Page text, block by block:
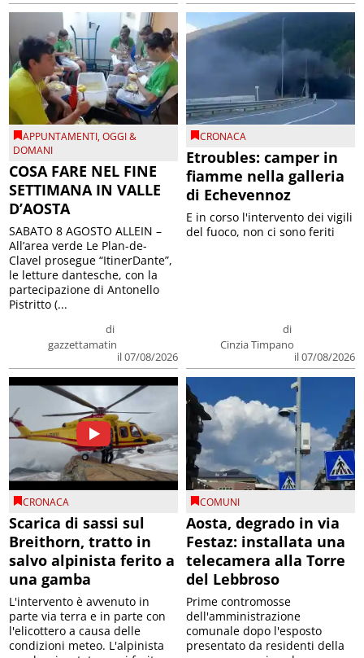
APPUNTAMENTI,OGGI &
DOMANI
COSA FARE NEL FINE
SETTIMANA IN VALLE
D’AOSTA
di
gazzettamatin
il 07/08/2026
SABATO 8 AGOSTO ALLEIN –
All’area verde Le Plan-de-
Clavel prosegue “ItinerDante”,
le letture dantesche, con la
partecipazione di Antonello
Pistritto (...
CRONACA
Etroubles: camper in
fiamme nella galleria
di Echevennoz
di
Cinzia Timpano
il 07/08/2026
E in corso l'intervento dei vigili
del fuoco, non ci sono feriti
CRONACA
Scarica di sassi sul
Breithorn, tratto in
salvo alpinista ferito a
una gamba
L'intervento è avvenuto in
parte via terra e in parte con
l'elicottero a causa delle
condizioni meteo. L'alpinista
COMUNI
Aosta, degrado in via
Festaz: installata una
telecamera alla Torre
del Lebbroso
Prime contromosse
dell'amministrazione
comunale dopo l'esposto
presentato da residenti della